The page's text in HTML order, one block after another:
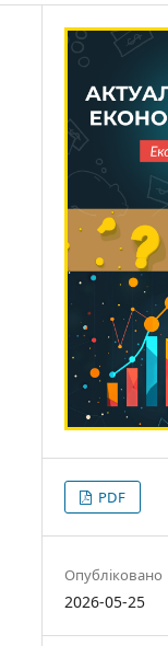
PDF
Опубліковано
2026-05-25